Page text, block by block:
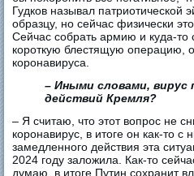
Гудков называл
образцу, но сейчас физически
Сейчас собрать армию и куда-то
короткую блестящую операцию,
коронавируса.
– Иными словами, вирус
действий Кремля?
– Я считаю, что этот вопрос не
коронавирус, в итоге он как-то
замедленного действия эта
2024 году заложила. Как-то
думаю, в итоге Путин сохранит